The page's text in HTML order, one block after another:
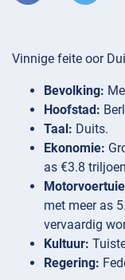
Vinnige feite oor
Bevolking:
Hoofstad:
Taal: Duits.
Ekonomie:
as €3.8
met meer as
vervaardig
Kultuur:
Regering: